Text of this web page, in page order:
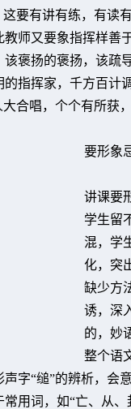
要有讲有练，有读
师又要象指挥样善
褒扬的褒扬，该疏
指挥家，千方百计
合唱，个个有所获
要形象
讲课要
学生留
混，学
化，突
缺少方
诱，深
的，妙
整个语
字“缒”的辨析，会
用词，如“亡、从